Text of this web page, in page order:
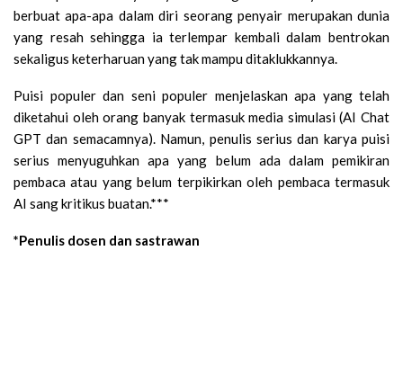
berbuat apa-apa dalam diri seorang penyair merupakan dunia
yang resah sehingga ia terlempar kembali dalam bentrokan
sekaligus keterharuan yang tak mampu ditaklukkannya.
Puisi populer dan seni populer menjelaskan apa yang telah
diketahui oleh orang banyak termasuk media simulasi (AI Chat
GPT dan semacamnya). Namun, penulis serius dan karya puisi
serius menyuguhkan apa yang belum ada dalam pemikiran
pembaca atau yang belum terpikirkan oleh pembaca termasuk
AI sang kritikus buatan.***
*Penulis dosen dan sastrawan